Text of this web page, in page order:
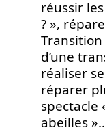
réussir
? »,
d’une
réaliser
réparer
spectacle
abeilles